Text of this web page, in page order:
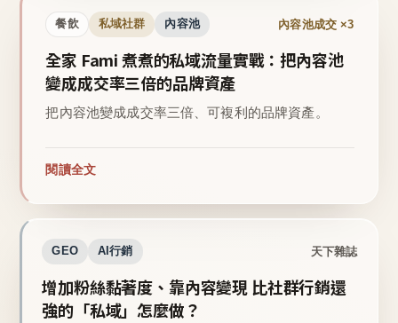
餐飲 私域社群 內容池 內容池成交 ×3
全家 Fami 煮煮的私域流量實戰：把內容池
變成成交率三倍的品牌資產
把內容池變成成交率三倍、可複利的品牌資產。
閱讀全文
GEO AI行銷 天下雜誌
增加粉絲黏著度、靠內容變現 比社群行銷還
強的「私域」怎麼做？